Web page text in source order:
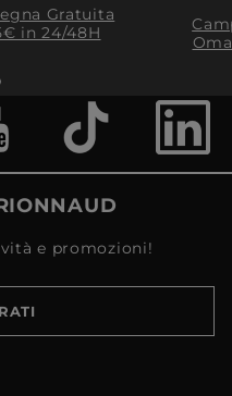
Gratuita
in 24/48H
e promozioni!